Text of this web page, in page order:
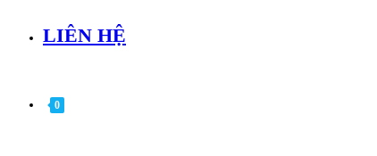
LIÊN HỆ
0